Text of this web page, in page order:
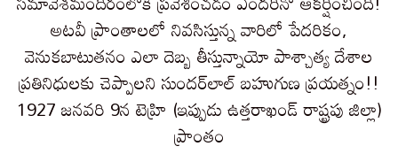
అటవీ ప్రాంతాలలో నివసిస్తున్న వారిలో పేదరికం,
వెనుకబాటుతనం ఎలా దెబ్బ తీస్తున్నాయో పాశ్చాత్య దేశాల
ప్రతినిధులకు చెప్పాలని సుందర్​లాల్ బహుగుణ ప్రయత్నం!!
1927 జనవరి 9న టెహ్రి (ఇప్పుడు ఉత్తరాఖండ్ రాష్ట్రపు జిల్లా)
ప్రాంతం